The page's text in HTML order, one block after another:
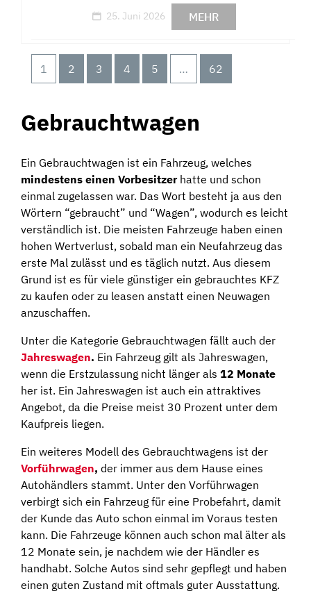
25. Juni 2026 MEHR
1 2 3 4 5 … 62
Gebrauchtwagen
Ein Gebrauchtwagen ist ein Fahrzeug, welches
mindestens einen Vorbesitzerhatte und schon
einmal zugelassen war. Das Wort besteht ja aus den
Wörtern “gebraucht” und “Wagen”, wodurch es leicht
verständlich ist. Die meisten Fahrzeuge haben einen
hohen Wertverlust, sobald man ein Neufahrzeug das
erste Mal zulässt und es täglich nutzt. Aus diesem
Grund ist es für viele günstiger ein gebrauchtes KFZ
zu kaufen oder zu leasen anstatt einen Neuwagen
anzuschaffen.
Unter die Kategorie Gebrauchtwagen fällt auch der
Jahreswagen. Ein Fahrzeug gilt als Jahreswagen,
wenn die Erstzulassung nicht länger als 12 Monate
her ist. Ein Jahreswagen ist auch ein attraktives
Angebot, da die Preise meist 30 Prozent unter dem
Kaufpreis liegen.
Ein weiteres Modell des Gebrauchtwagens ist der
Vorführwagen, der immer aus dem Hause eines
Autohändlers stammt. Unter den Vorführwagen
verbirgt sich ein Fahrzeug für eine Probefahrt, damit
der Kunde das Auto schon einmal im Voraus testen
kann. Die Fahrzeuge können auch schon mal älter als
12 Monate sein, je nachdem wie der Händler es
handhabt. Solche Autos sind sehr gepflegt und haben
einen guten Zustand mit oftmals guter Ausstattung.